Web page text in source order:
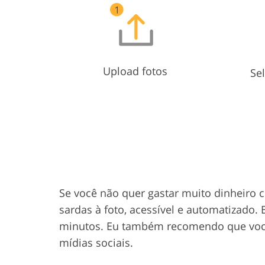
Upload fotos
Se você não quer gastar muito dinheiro
sardas à foto, acessível e
minutos. Eu também recomendo que
mídias sociais.